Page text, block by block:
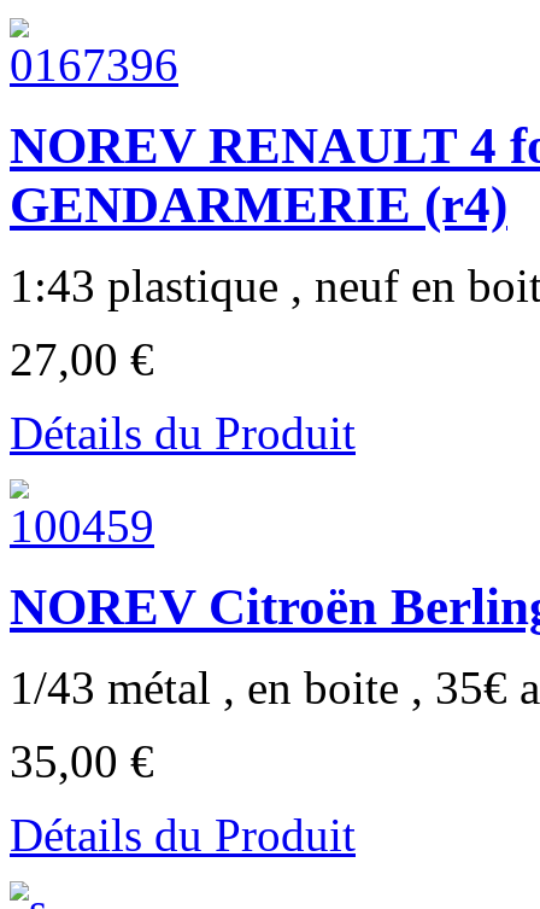
NOREV RENAULT 4
GENDARMERIE (r4)
1:43 plastique , neuf en
27,00 €
Détails du Produit
NOREV Citroën
1/43 métal , en boite , 35€
35,00 €
Détails du Produit